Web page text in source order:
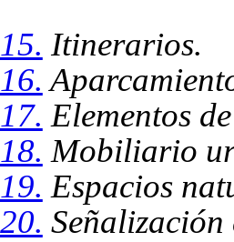
Itinerarios.
Elementos
Mobiliario
Espacios